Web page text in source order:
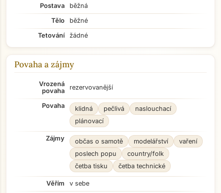
Postava
běžná
Tělo
běžné
Tetování
žádné
Povaha a zájmy
Vrozená
povaha
rezervovanější
Povaha klidná pečlivá
naslouchací
plánovací
Zájmy občas o samotě modelářství
vaření
poslech popu
country/folk
četba tisku
četba technické
Věřím
v sebe